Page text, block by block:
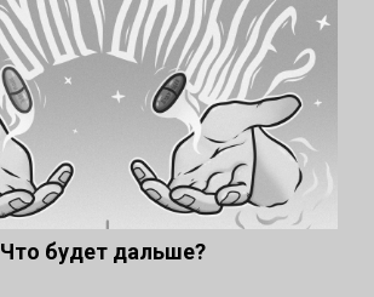
Что будет дальше?